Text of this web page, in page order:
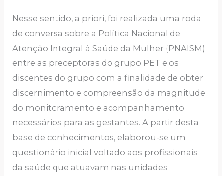
Nesse sentido, a priori, foi realizada uma roda
de conversa sobre a Política Nacional de
Atenção Integral à Saúde da Mulher (PNAISM)
entre as preceptoras do grupo PET e os
discentes do grupo com a finalidade de obter
discernimento e compreensão da magnitude
do monitoramento e acompanhamento
necessários para as gestantes. A partir desta
base de conhecimentos, elaborou-se um
questionário inicial voltado aos profissionais
da saúde que atuavam nas unidades